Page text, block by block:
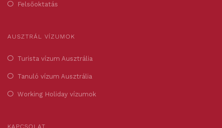
Felsőoktatás
AUSZTRÁL VÍZUMOK
Turista vízum Ausztrália
Tanuló vízum Ausztrália
Working Holiday vízumok
KAPCSOLAT